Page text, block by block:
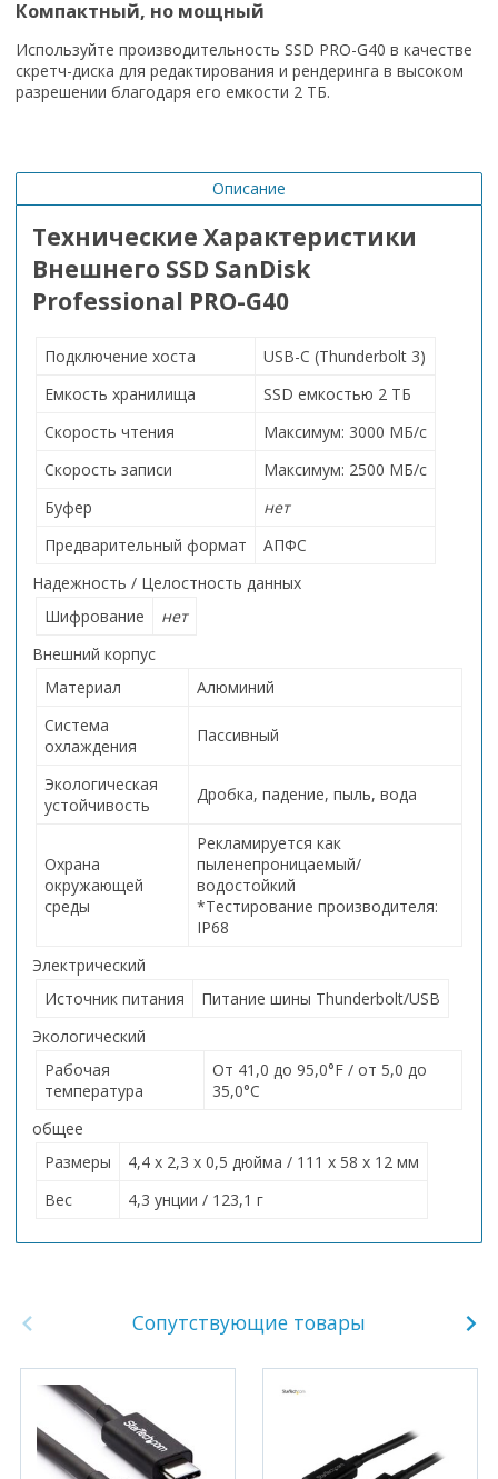
Компактный, но мощный
Используйте производительность SSD PRO-G40 в качестве
скретч-диска для редактирования и рендеринга в высоком
разрешении благодаря его емкости 2 ТБ.
Описание
Технические Характеристики
Внешнего SSD SanDisk
Professional PRO-G40
Подключение хоста
USB-C (Thunderbolt 3)
Емкость хранилища
SSD емкостью 2 ТБ
Скорость чтения
Максимум: 3000 МБ/с
Скорость записи
Максимум: 2500 МБ/с
Буфер
нет
Предварительный формат
АПФС
Надежность / Целостность данных
Шифрование
нет
Внешний корпус
Материал
Алюминий
Система
охлаждения
Пассивный
Экологическая
устойчивость
Дробка, падение, пыль, вода
Охрана
окружающей
среды
Рекламируется как
пыленепроницаемый/
водостойкий
*Тестирование производителя:
IP68
Электрический
Источник питания
Питание шины Thunderbolt/USB
Экологический
Рабочая
температура
От 41,0 до 95,0°F / от 5,0 до
35,0°C
общее
Размеры
4,4 x 2,3 x 0,5 дюйма / 111 x 58 x 12 мм
Вес
4,3 унции / 123,1 г
Сопутствующие товары